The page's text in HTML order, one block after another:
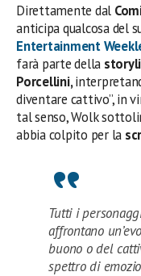
Direttamente dal
anticipa qualcosa del
Entertainment
farà parte della
Porcellini,
diventare cattivo”, in
tal senso, Wolk
abbia colpito per la
Tutti i
affrontano
buono o del
spettro di